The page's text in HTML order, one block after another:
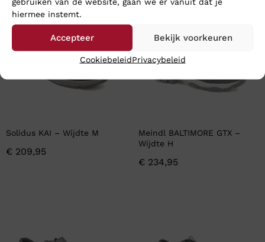
hiermee instemt.
Accepteer Bekijk voorkeuren
CookiebeleidPrivacybeleid
Solidus KAI – Wijdte M
€ 209,95
Meindl BALTIMORE GTX –
Wijdte H
€ 234,95